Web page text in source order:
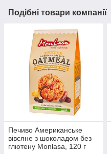
Подібні товари компанії
Печиво Американське
вівсяне з шоколадом без
глютену Monlasa, 120 г